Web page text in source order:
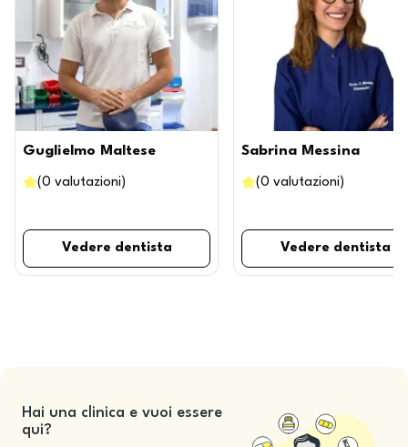
Guglielmo Maltese
(0 valutazioni )
Vedere dentista
Sabrina Messina
(0 valutazioni )
Vedere dentista
Hai una clinica e vuoi essere
qui?